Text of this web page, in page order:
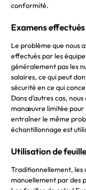
conformité.
Examens
Le problème que nous
effectués par les
généralement pas les
salaires, ce qui peut
sécurité en ce qui
Dans d'autres cas,
manœuvre limitée pour
entraîner le même
échantillonnage est
Utilisation de
Traditionnellement, les
manuellement par des